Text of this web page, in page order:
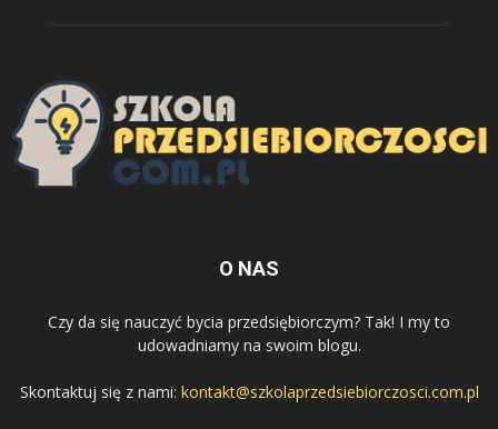
O NAS
Czy da się nauczyć bycia przedsiębiorczym? Tak! I my to
udowadniamy na swoim blogu.
Skontaktuj się z nami: kontakt@szkolaprzedsiebiorczosci.com.pl